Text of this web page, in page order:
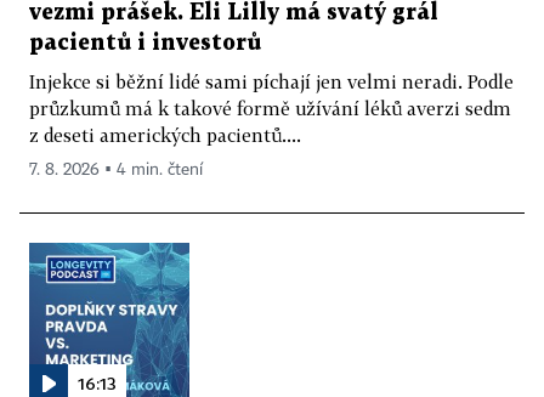
vezmi prášek. Eli Lilly má svatý grál
pacientů i investorů
Injekce si běžní lidé sami píchají jen velmi neradi. Podle
průzkumů má k takové formě užívání léků averzi sedm
z deseti amerických pacientů....
7. 8. 2026 ▪ 4 min. čtení
16:13